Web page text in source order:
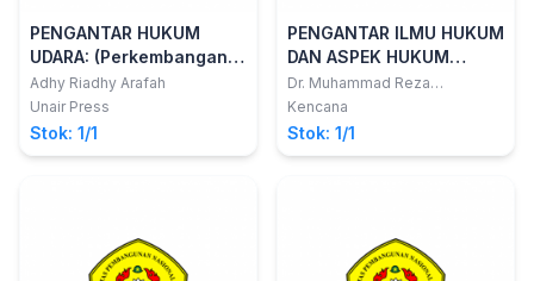
PENGANTAR HUKUM
UDARA: (Perkembangan &
Isu?Isu Terpilih)
Adhy Riadhy Arafah
Unair Press
Stok: 1/1
PENGANTAR ILMU HUKUM
DAN ASPEK HUKUM
DALAM EKONOMI
Dr. Muhammad Reza
Syariffudin Zaki, S.H., M.A
Kencana
Stok: 1/1